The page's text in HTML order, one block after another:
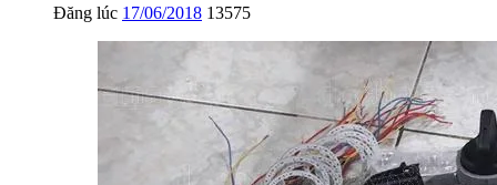
Đăng lúc 17/06/2018 13575